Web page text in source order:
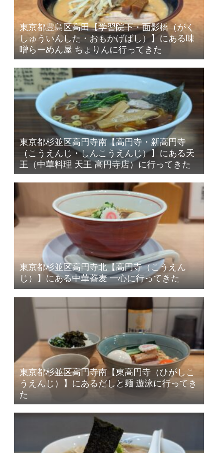
東京都豊島区高田【学習院下・面影橋（がく
しゅういんした・おもかげばし）】にある味
噌らーめん屋 ちょりんに行ってきた
東京都杉並区高円寺南【高円寺・新高円寺
（こうえんじ・しんこうえんじ）】にある天
王（中華料理 天王 高円寺店）に行ってきた
東京都杉並区高円寺北【高円寺（こうえん
じ）】にある中華蕎麦 一心に行ってきた
東京都杉並区高円寺南【東高円寺（ひがしこ
うえんじ）】にあるだしと麺 遊泳に行ってき
た